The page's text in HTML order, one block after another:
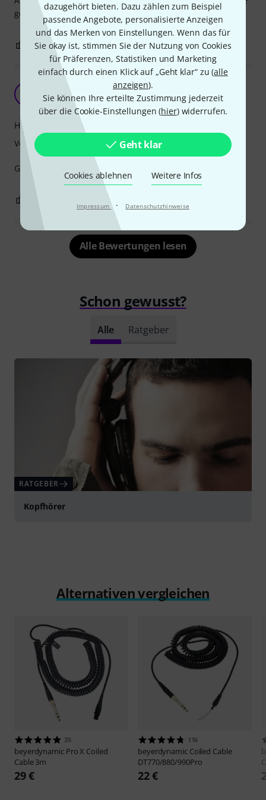
dazugehört bieten. Dazu zählen zum Beispiel
passende Angebote, personalisierte Anzeigen
und das Merken von Einstellungen. Wenn das für
Sie okay ist, stimmen Sie der Nutzung von Cookies
für Präferenzen, Statistiken und Marketing
einfach durch einen Klick auf „Geht klar“ zu (alle
anzeigen).
Sie können Ihre erteilte Zustimmung jederzeit
über die Cookie-Einstellungen (hier) widerrufen.
Geht klar
Cookies ablehnen Weitere Infos
Impressum · Datenschutzhinweise
gefunden, daher ist das wohl in Ordnung.
0 BEWERTUNG MELDEN
Ersatzkabel
A.. 08.06.2023
Gut dass es Ersatzkabel gibt. Kopfhörer geht wieder.
Handling
Verarbeitung
BEWERTUNG MELDEN
Alle Bewertungen lesen
Schon gewusst?
Alle Ratgeber
RATGEBER
Kopfhörer
Alternativen vergleichen
35
beyerdynamic Pro X Coiled
Cable 3m
29 €
116
beyerdynamic Coiled Cable
DT770/880/990Pro
22 €